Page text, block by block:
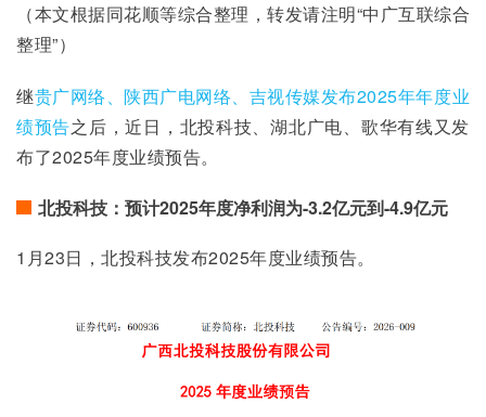
（本文根据同花顺等综合整理，转发请注明“中广互联综合
整理”）
继贵广网络、陕西广电网络、吉视传媒发布2025年年度业
绩预告之后，近日，北投科技、湖北广电、歌华有线又发
布了2025年度业绩预告。
北投科技：预计2025年度净利润为-3.2亿元到-4.9亿元
1月23日，北投科技发布2025年度业绩预告。